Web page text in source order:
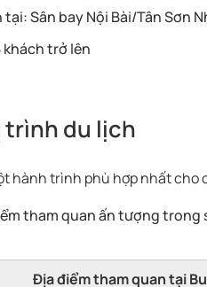
Sân bay Nội Bài/Tân Sơn
khách trở lên
trình du lịch
hành trình phù hợp nhất
tham quan ấn tượng trong
Địa điểm tham quan tại